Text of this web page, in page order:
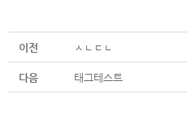
이전 ㅅㄴㄷㄴ
다음 태그테스트